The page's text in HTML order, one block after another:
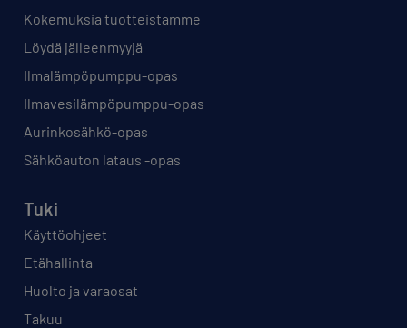
Kokemuksia tuotteistamme
Löydä jälleenmyyjä
Ilmalämpöpumppu-opas
Ilmavesilämpöpumppu-opas
Aurinkosähkö-opas
Sähköauton lataus -opas
Tuki
Käyttöohjeet
Etähallinta
Huolto ja varaosat
Takuu